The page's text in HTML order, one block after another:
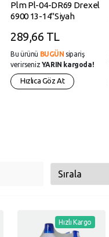
Plm Pl-04-DR69 Drexel
6900 13-14"Siyah
289,66 TL
Bu ürünü BUGÜN sipariş
verirseniz YARIN kargoda!
Hızlıca Göz At
Hızlı Kargo